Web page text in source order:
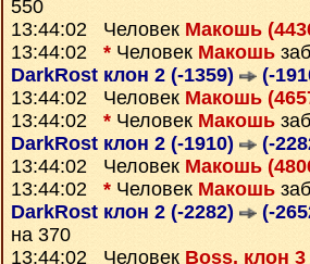
550
13:44:02 Человек Макошь
13:44:02 * Человек Макошь
DarkRost клон 2 (-1359)
(-
13:44:02 Человек Макошь
13:44:02 * Человек Макошь
DarkRost клон 2 (-1910)
(-
13:44:02 Человек Макошь
13:44:02 * Человек Макошь
DarkRost клон 2 (-2282)
(-
на 370
13:44:02 Человек Boss. клон 3